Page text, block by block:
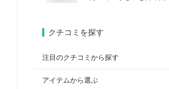
クチコミを探す
注目のクチコミから探す
アイテムから選ぶ